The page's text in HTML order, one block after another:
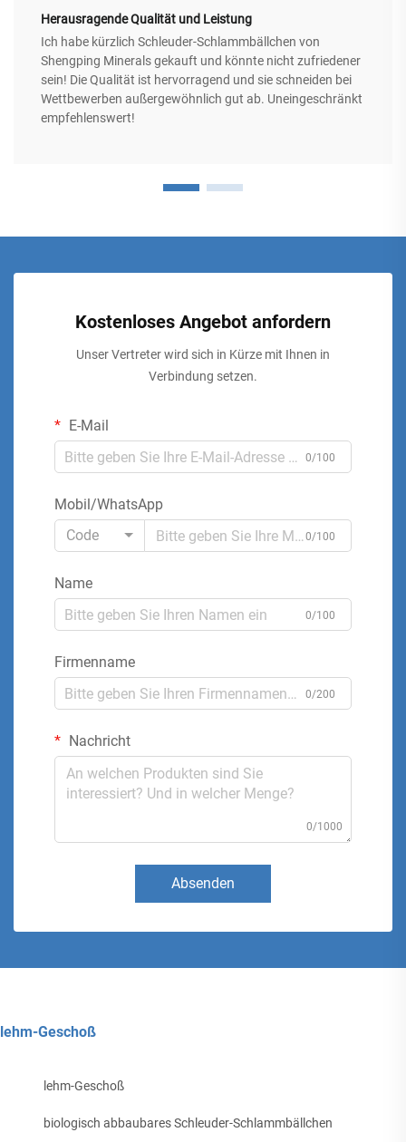
Herausragende Qualität und Leistung
Ich habe kürzlich Schleuder-Schlammbällchen von
Shengping Minerals gekauft und könnte nicht zufriedener
sein! Die Qualität ist hervorragend und sie schneiden bei
Wettbewerben außergewöhnlich gut ab. Uneingeschränkt
empfehlenswert!
Kostenloses Angebot anfordern
Unser Vertreter wird sich in Kürze mit Ihnen in
Verbindung setzen.
E-Mail
0/100
Mobil/WhatsApp
Code
0/100
Name
0/100
Firmenname
0/200
Nachricht
0/1000
Absenden
lehm-Geschoß
lehm-Geschoß
biologisch abbaubares Schleuder-Schlammbällchen